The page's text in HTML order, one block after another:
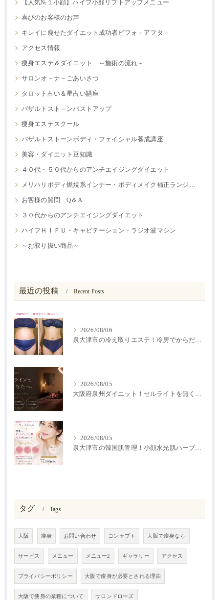
【人気№１小顔】ハイフ小顔リフトアップメニュー
喜びのお客様のお声
キレイに瘦せたダイエット成功者ビフォ－アフタ－
アクセス情報
痩身エステ＆ダイエット ～施術の流れ～
サロンオ－ナ－ごあいさつ
タロット占い＆星占い講座
バザルトスト－ンバストアップ
痩身エステスクール
バザルトストーンボディ・フェイシャル養成講座
美容・ダイエット豆知識
４０代・５０代からのアンチエイジングダイエット
メリハリボディ燃焼系インナー・ボディメイク補正ランジェリー
お客様の質問 Q＆A
３０代からのアンチエイジングダイエット
ハイフＨＩＦＵ・キャビテーション・ラジオ波マシン
～お取り扱い商品～
最近の投稿 Recent Posts
2026/08/06
泉大津市の冷え取りエステ！冷房でからだが冷えると痩せにくい？
2026/08/05
大阪府泉州ダイエット！セルライトを無くす方法
2026/08/05
泉大津市の韓国肌管理！小顔水光肌ハーブピーリング
タグ Tags
大阪 痩身 お問い合わせ コンセプト 大阪で痩身なら
サービス メニュー メニュー2 ギャラリー アクセス
プライバシーポリシー 大阪で痩身が必要とされる理由
大阪で痩身の業種について サロンドローズ